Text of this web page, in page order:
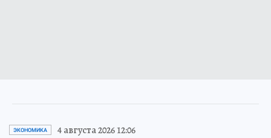
ЭКОНОМИКА 4 августа 2026 12:06